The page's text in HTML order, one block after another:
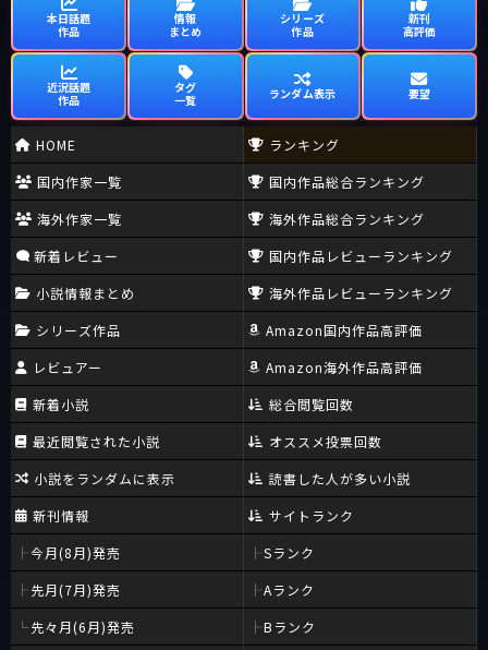
本日話題
作品
情報
まとめ
シリーズ
作品
新刊
高評価
近況話題
作品
タグ
一覧
ランダム表示 要望
HOME
国内作家一覧
海外作家一覧
新着レビュー
小説情報まとめ
シリーズ作品
レビュアー
新着小説
最近閲覧された小説
小説をランダムに表示
新刊情報
今月(8月)発売
先月(7月)発売
先々月(6月)発売
ランキング
国内作品総合ランキング
海外作品総合ランキング
国内作品レビューランキング
海外作品レビューランキング
Amazon国内作品高評価
Amazon海外作品高評価
総合閲覧回数
オススメ投票回数
読書した人が多い小説
サイトランク
Sランク
Aランク
Bランク